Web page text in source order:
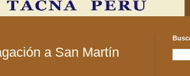
a San Martín